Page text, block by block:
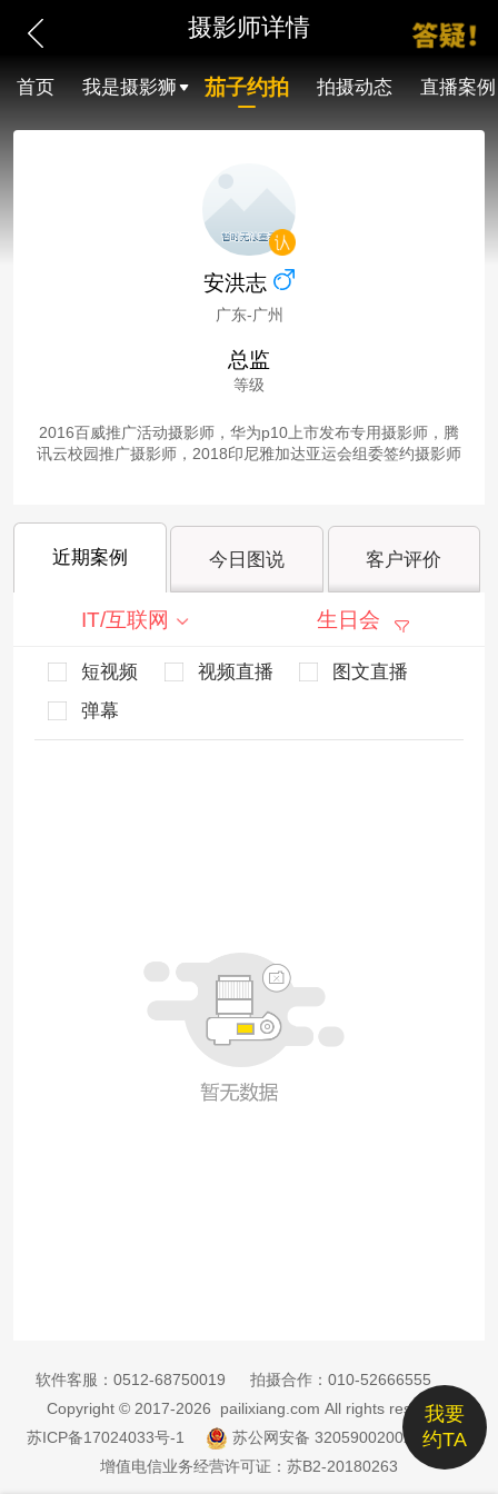
摄影师详情
首页 我是摄影狮 茄子约拍 拍摄动态 直播案例
安洪志
广东-广州
总监
等级
2016百威推广活动摄影师，华为p10上市发布专用摄影师，腾
讯云校园推广摄影师，2018印尼雅加达亚运会组委签约摄影师
近期案例 今日图说 客户评价
IT/互联网 生日会
短视频 视频直播
图文直播
弹幕
我要
约TA
软件客服： 0512-68750019 拍摄合作： 010-52666555
Copyright © 2017-2026 pailixiang.com All rights reserved
苏ICP备17024033号-1
苏公网安备 32059002002885号
增值电信业务经营许可证：苏B2-20180263